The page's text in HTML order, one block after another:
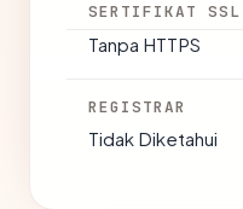
SERTIFIKAT SSL
Tanpa HTTPS
REGISTRAR
Tidak Diketahui